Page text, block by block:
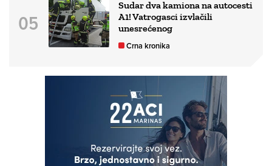
Sudar dva kamiona na autocesti
A1! Vatrogasci izvlačili
unesrećenog
Crna kronika